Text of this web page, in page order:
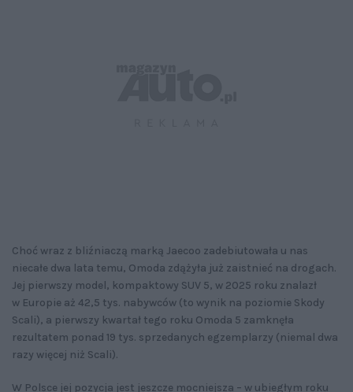
Choć wraz z bliźniaczą marką Jaecoo zadebiutowała u nas
niecałe dwa lata temu, Omoda zdążyła już zaistnieć na drogach.
Jej pierwszy model, kompaktowy SUV 5, w 2025 roku znalazł
w Europie aż 42,5 tys. nabywców (to wynik na poziomie Skody
Scali), a pierwszy kwartał tego roku Omoda 5 zamknęła
rezultatem ponad 19 tys. sprzedanych egzemplarzy (niemal dwa
razy więcej niż Scali).
W Polsce jej pozycja jest jeszcze mocniejsza – w ubiegłym roku